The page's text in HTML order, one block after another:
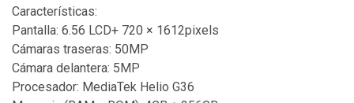
Características:
Pantalla: 6.56 LCD+ 720 × 1612pixels
Cámaras traseras: 50MP
Cámara delantera: 5MP
Procesador: MediaTek Helio G36